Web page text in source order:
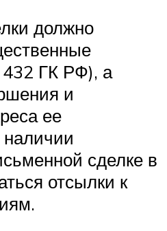
должно
432 ГК РФ), а
и
ее
сделке в
отсылки к